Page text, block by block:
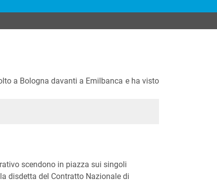
a Bologna davanti a Emilbanca e ha visto
scendono in piazza sui singoli
disdetta del Contratto Nazionale di